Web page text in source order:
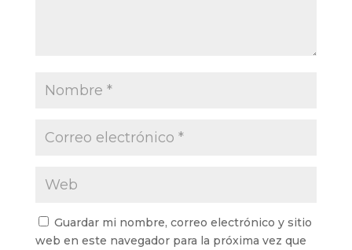
Guardar mi nombre, correo electrónico y sitio
web en este navegador para la próxima vez que